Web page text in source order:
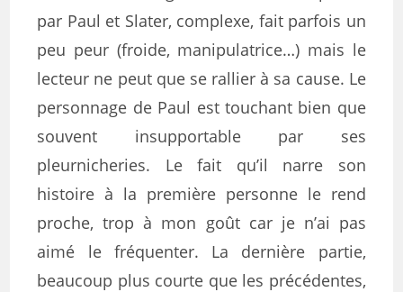
par Paul et Slater, complexe, fait parfois un
peu peur (froide, manipulatrice…) mais le
lecteur ne peut que se rallier à sa cause. Le
personnage de Paul est touchant bien que
souvent insupportable par ses
pleurnicheries. Le fait qu’il narre son
histoire à la première personne le rend
proche, trop à mon goût car je n’ai pas
aimé le fréquenter. La dernière partie,
beaucoup plus courte que les précédentes,